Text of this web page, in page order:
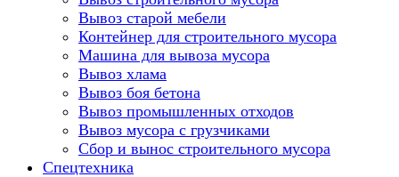
Вывоз старой мебели
Контейнер для строительного мусора
Машина для вывоза мусора
Вывоз хлама
Вывоз боя бетона
Вывоз промышленных отходов
Вывоз мусора с грузчиками
Сбор и вынос строительного мусора
Спецтехника